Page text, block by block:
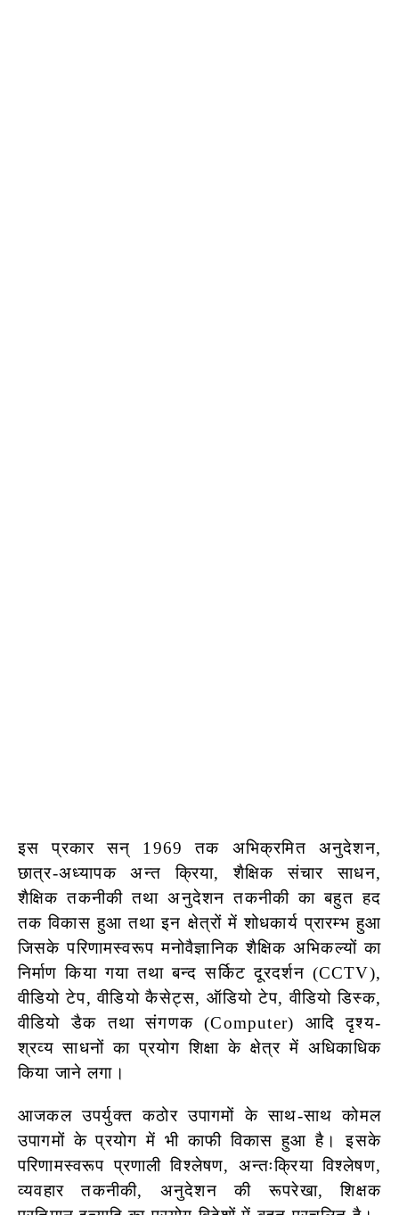
इस प्रकार सन् 1969 तक अभिक्रमित अनुदेशन,
छात्र-अध्यापक अन्त क्रिया, शैक्षिक संचार साधन,
शैक्षिक तकनीकी तथा अनुदेशन तकनीकी का बहुत हद
तक विकास हुआ तथा इन क्षेत्रों में शोधकार्य प्रारम्भ हुआ
जिसके परिणामस्वरूप मनोवैज्ञानिक शैक्षिक अभिकल्यों का
निर्माण किया गया तथा बन्द सर्किट दूरदर्शन (CCTV),
वीडियो टेप, वीडियो कैसेट्स, ऑडियो टेप, वीडियो डिस्क,
वीडियो डैक तथा संगणक (Computer) आदि दृश्य-
श्रव्य साधनों का प्रयोग शिक्षा के क्षेत्र में अधिकाधिक
किया जाने लगा।
आजकल उपर्युक्त कठोर उपागमों के साथ-साथ कोमल
उपागमों के प्रयोग में भी काफी विकास हुआ है। इसके
परिणामस्वरूप प्रणाली विश्लेषण, अन्तःक्रिया विश्लेषण,
व्यवहार तकनीकी, अनुदेशन की रूपरेखा, शिक्षक